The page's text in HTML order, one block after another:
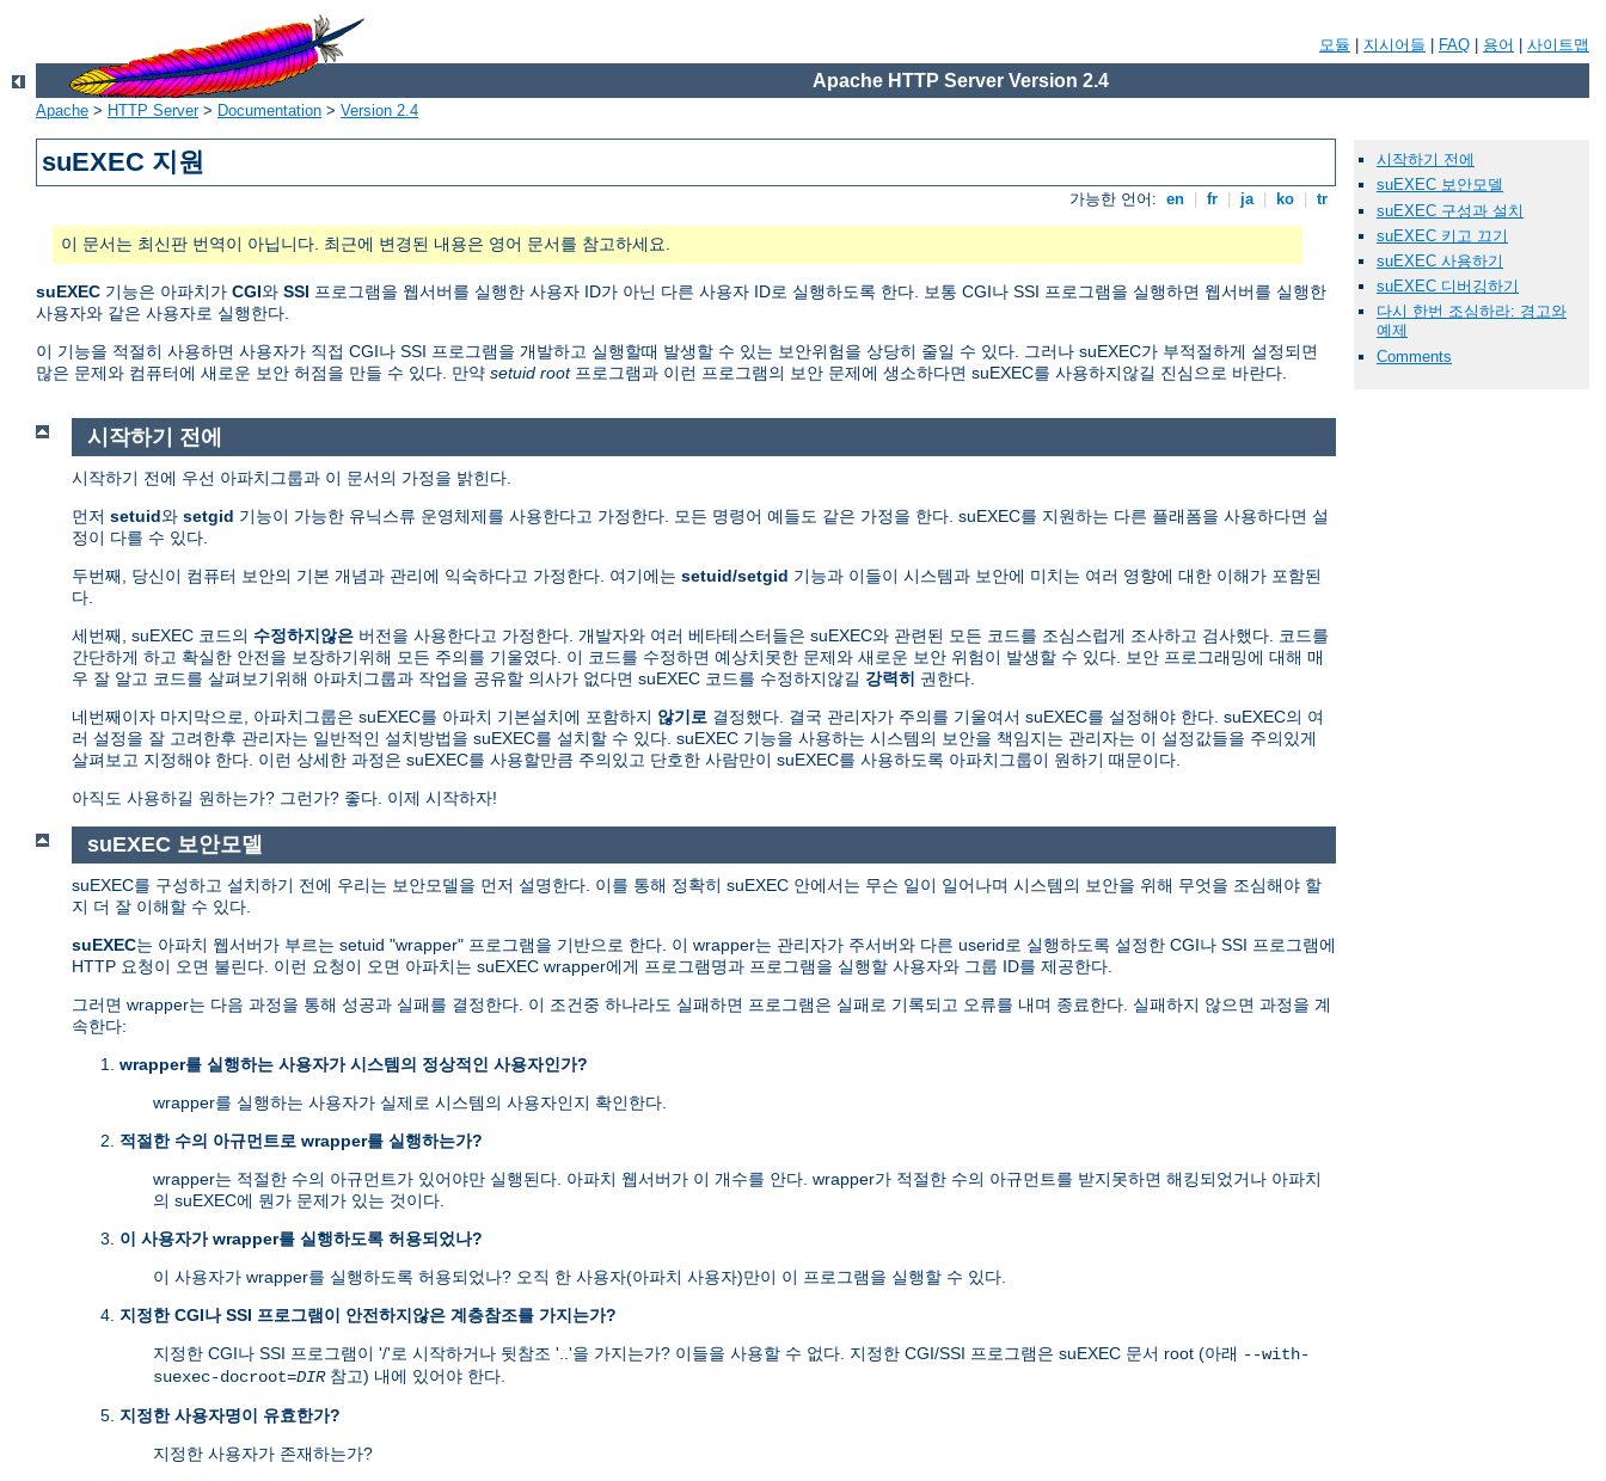
모듈 지시어들 FAQ 용어 사이트맵
Apache HTTP Server Version 2.4
Apache > HTTP Server> Documentation > Version 2.4
suEXEC 지원
가능한 언어: en fr ja ko tr
이 문서는 최신판 번역이 아닙니다. 최근에 변경된 내용은 영어 문서를 참고하세요.
suEXEC 기능은 아파치가 CGI와 SSI 프로그램을 웹서버를 실행한 사용자 ID가 아닌 다른 사용자 ID로 실행하도록 한다. 보통 CGI나 SSI 프로그램을 실행하면 웹서버를 실행한
사용자와 같은 사용자로 실행한다.
이 기능을 적절히 사용하면 사용자가 직접 CGI나 SSI 프로그램을 개발하고 실행할때 발생할 수 있는 보안위험을 상당히 줄일 수 있다. 그러나 suEXEC가 부적절하게 설정되면
많은 문제와 컴퓨터에 새로운 보안 허점을 만들 수 있다. 만약 setuid root프로그램과 이런 프로그램의 보안 문제에 생소하다면 suEXEC를 사용하지않길 진심으로 바란다.
시작하기 전에
suEXEC 보안모델
suEXEC 구성과 설치
suEXEC 키고 끄기
suEXEC 사용하기
suEXEC 디버깅하기
다시 한번 조심하라: 경고와
예제
Comments
시작하기 전에
시작하기 전에 우선 아파치그룹과 이 문서의 가정을 밝힌다.
먼저 setuid와 setgid 기능이 가능한 유닉스류 운영체제를 사용한다고 가정한다. 모든 명령어 예들도 같은 가정을 한다. suEXEC를 지원하는 다른 플래폼을 사용하다면 설
정이 다를 수 있다.
두번째, 당신이 컴퓨터 보안의 기본 개념과 관리에 익숙하다고 가정한다. 여기에는 setuid/setgid 기능과 이들이 시스템과 보안에 미치는 여러 영향에 대한 이해가 포함된
다.
세번째, suEXEC 코드의 수정하지않은 버전을 사용한다고 가정한다. 개발자와 여러 베타테스터들은 suEXEC와 관련된 모든 코드를 조심스럽게 조사하고 검사했다. 코드를
간단하게 하고 확실한 안전을 보장하기위해 모든 주의를 기울였다. 이 코드를 수정하면 예상치못한 문제와 새로운 보안 위험이 발생할 수 있다. 보안 프로그래밍에 대해 매
우 잘 알고 코드를 살펴보기위해 아파치그룹과 작업을 공유할 의사가 없다면 suEXEC 코드를 수정하지않길 강력히 권한다.
네번째이자 마지막으로, 아파치그룹은 suEXEC를 아파치 기본설치에 포함하지 않기로 결정했다. 결국 관리자가 주의를 기울여서 suEXEC를 설정해야 한다. suEXEC의 여
러 설정을 잘 고려한후 관리자는 일반적인 설치방법을 suEXEC를 설치할 수 있다. suEXEC 기능을 사용하는 시스템의 보안을 책임지는 관리자는 이 설정값들을 주의있게
살펴보고 지정해야 한다. 이런 상세한 과정은 suEXEC를 사용할만큼 주의있고 단호한 사람만이 suEXEC를 사용하도록 아파치그룹이 원하기 때문이다.
아직도 사용하길 원하는가? 그런가? 좋다. 이제 시작하자!
suEXEC 보안모델
suEXEC를 구성하고 설치하기 전에 우리는 보안모델을 먼저 설명한다. 이를 통해 정확히 suEXEC 안에서는 무슨 일이 일어나며 시스템의 보안을 위해 무엇을 조심해야 할
지 더 잘 이해할 수 있다.
suEXEC는 아파치 웹서버가 부르는 setuid "wrapper" 프로그램을 기반으로 한다. 이 wrapper는 관리자가 주서버와 다른 userid로 실행하도록 설정한 CGI나 SSI 프로그램에
HTTP 요청이 오면 불린다. 이런 요청이 오면 아파치는 suEXEC wrapper에게 프로그램명과 프로그램을 실행할 사용자와 그룹 ID를 제공한다.
그러면 wrapper는 다음 과정을 통해 성공과 실패를 결정한다. 이 조건중 하나라도 실패하면 프로그램은 실패로 기록되고 오류를 내며 종료한다. 실패하지 않으면 과정을 계
속한다:
wrapper를 실행하는 사용자가 시스템의 정상적인 사용자인가?
wrapper를 실행하는 사용자가 실제로 시스템의 사용자인지 확인한다.
적절한 수의 아규먼트로 wrapper를 실행하는가?
wrapper는 적절한 수의 아규먼트가 있어야만 실행된다. 아파치 웹서버가 이 개수를 안다. wrapper가 적절한 수의 아규먼트를 받지못하면 해킹되었거나 아파치
의 suEXEC에 뭔가 문제가 있는 것이다.
이 사용자가 wrapper를 실행하도록 허용되었나?
이 사용자가 wrapper를 실행하도록 허용되었나? 오직 한 사용자(아파치 사용자)만이 이 프로그램을 실행할 수 있다.
지정한 CGI나 SSI 프로그램이 안전하지않은 계층참조를 가지는가?
지정한 CGI나 SSI 프로그램이 '/'로 시작하거나 뒷참조 '..'을 가지는가? 이들을 사용할 수 없다. 지정한 CGI/SSI 프로그램은 suEXEC 문서 root (아래 --with-
suexec-docroot=DIR참고) 내에 있어야 한다.
지정한 사용자명이 유효한가?
지정한 사용자가 존재하는가?